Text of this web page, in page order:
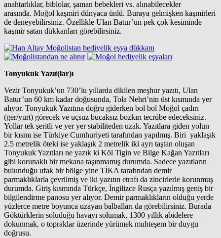
anahtarlıklar, biblolar, şaman bebekleri vs. alınabilecekler
arasında. Moğol kaşmiri dünyaca ünlü. Buraya gelmişken kaşmirleri
de deneyebilirsiniz. Özellikle Ulan Batur’un pek çok kesiminde
kaşmir satan dükkanları görebilirsiniz.
Tonyukuk Yazıt(lar)ı
Vezir Tonyukuk’un 730’lu yıllarda dikilen meşhur yazıtı, Ulan
Batur’un 60 km kadar doğusunda, Tola Nehri’nin üst kısmında yer
alıyor. Tonyukuk Yazıtına doğru giderken bol bol Moğol çadırı
(ger/yurt) görecek ve uçsuz bucaksız bozkırı tecrübe edeceksiniz.
Yollar tek şeritli ve yer yer stabiliteden uzak. Yazıtlara giden yolun
bir kısmı ise Türkiye Cumhuriyeti tarafından yapılmış. Biri yaklaşık
2.5 metrelik öteki ise yaklaşık 2 metrelik iki ayrı taştan oluşan
Tonyukuk Yazıtları ne yazık ki Köl Tigin ve Bilge Kağan Yazıtları
gibi korunaklı bir mekana taşınmamış durumda. Sadece yazıtların
bulunduğu ufak bir bölge yine TİKA tarafından demir
parmaklıklarla çevrilmiş ve iki yazıtın etrafı da zincirlerle korunmuş
durumda. Giriş kısmında Türkçe, İngilizce Rusça yazılmış geniş bir
bilgilendirme panosu yer alıyor. Demir parmaklıkların olduğu yerde
yüzlerce metre boyunca uzayan balbalları da görebilirsiniz. Burada
Göktürklerin soluduğu havayı solumak, 1300 yıllık abidelere
dokunmak, o topraklar üzerinde yürümek muhteşem bir duygu
doğrusu.